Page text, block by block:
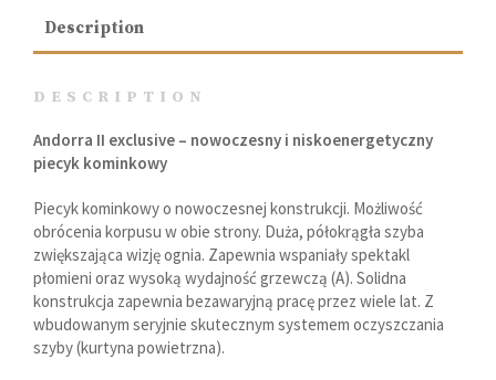
Description
DESCRIPTION
Andorra II exclusive – nowoczesny i niskoenergetyczny
piecyk kominkowy
Piecyk kominkowy o nowoczesnej konstrukcji. Możliwość
obrócenia korpusu w obie strony. Duża, półokrągła szyba
zwiększająca wizję ognia. Zapewnia wspaniały spektakl
płomieni oraz wysoką wydajność grzewczą (A). Solidna
konstrukcja zapewnia bezawaryjną pracę przez wiele lat. Z
wbudowanym seryjnie skutecznym systemem oczyszczania
szyby (kurtyna powietrzna).